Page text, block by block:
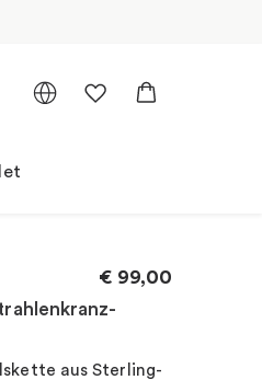
€ 99,00
aus Sterling-